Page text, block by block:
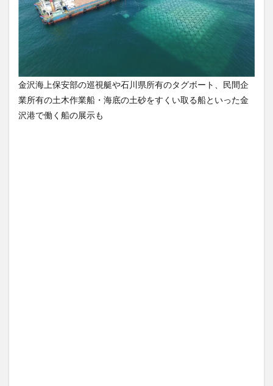
金沢海上保安部の巡視艇や石川県所有のタグボート、民間企
業所有の土木作業船・海底の土砂をすくい取る船といった金
沢港で働く船の展示も